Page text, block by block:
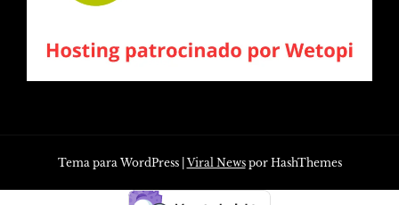
Tema para WordPress Viral Newspor HashThemes